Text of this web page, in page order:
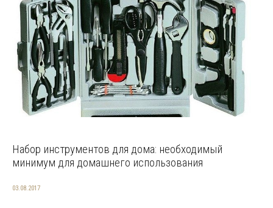
Набор инструментов для дома: необходимый
минимум для домашнего использования
03.08.2017